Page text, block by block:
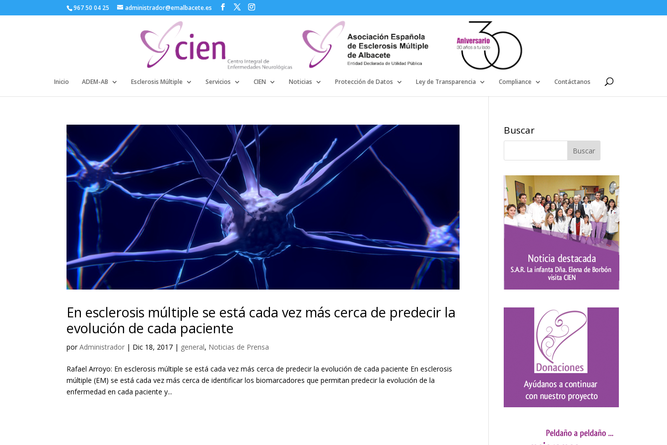
967 50 04 25 administrador@emalbacete.es
Inicio ADEM-AB Esclerosis Múltiple Servicios CIEN Noticias Protección de Datos Ley de Transparencia Compliance Contáctanos
En esclerosis múltiple se está cada vez más cerca de predecir la
evolución de cada paciente
porAdministrador | Dic 18, 2017 | general, Noticias de Prensa
Rafael Arroyo: En esclerosis múltiple se está cada vez más cerca de predecir la evolución de cada paciente En esclerosis
múltiple (EM) se está cada vez más cerca de identificar los biomarcadores que permitan predecir la evolución de la
enfermedad en cada paciente y...
Buscar